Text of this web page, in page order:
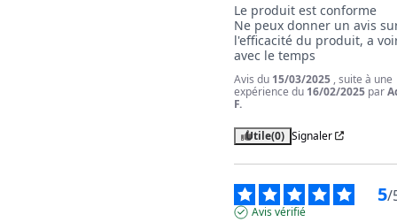
Le produit est conforme
Ne peux donner un avis
l'efficacité du produit, a
avec le temps
Avis du 15/03/2025 , suite à une
expérience du 16/02/2025 par
F.
Utile(0) Signaler
5/
Avis vérifié